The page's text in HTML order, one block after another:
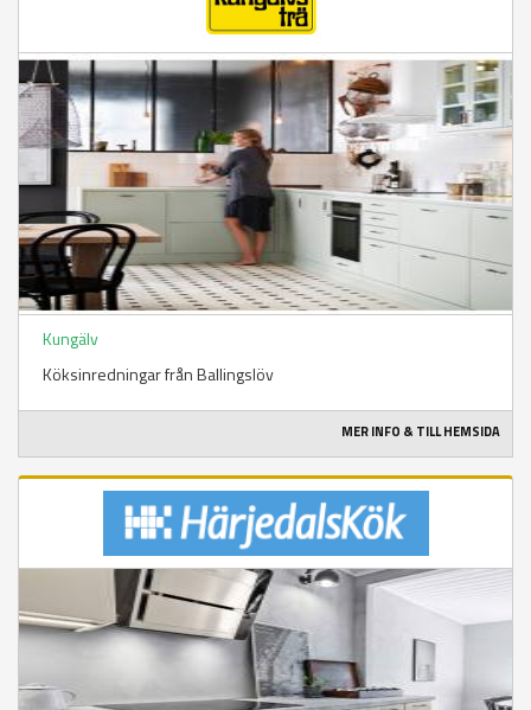
Kungälv
Köksinredningar från Ballingslöv
MER INFO & TILL HEMSIDA